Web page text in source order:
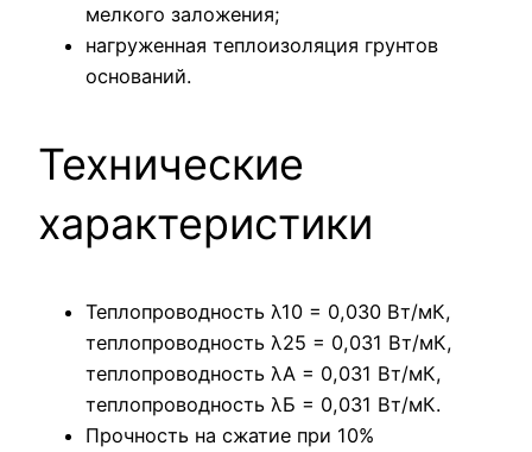
мелкого заложения;
нагруженная теплоизоляция грунтов
оснований.
Технические
характеристики
Теплопроводность λ10 = 0,030 Вт/мК,
теплопроводность λ25 = 0,031 Вт/мК,
теплопроводность λА = 0,031 Вт/мК,
теплопроводность λБ = 0,031 Вт/мК.
Прочность на сжатие при 10%